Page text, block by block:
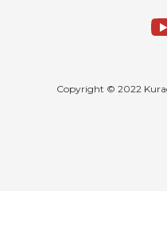
Copyright © 2022